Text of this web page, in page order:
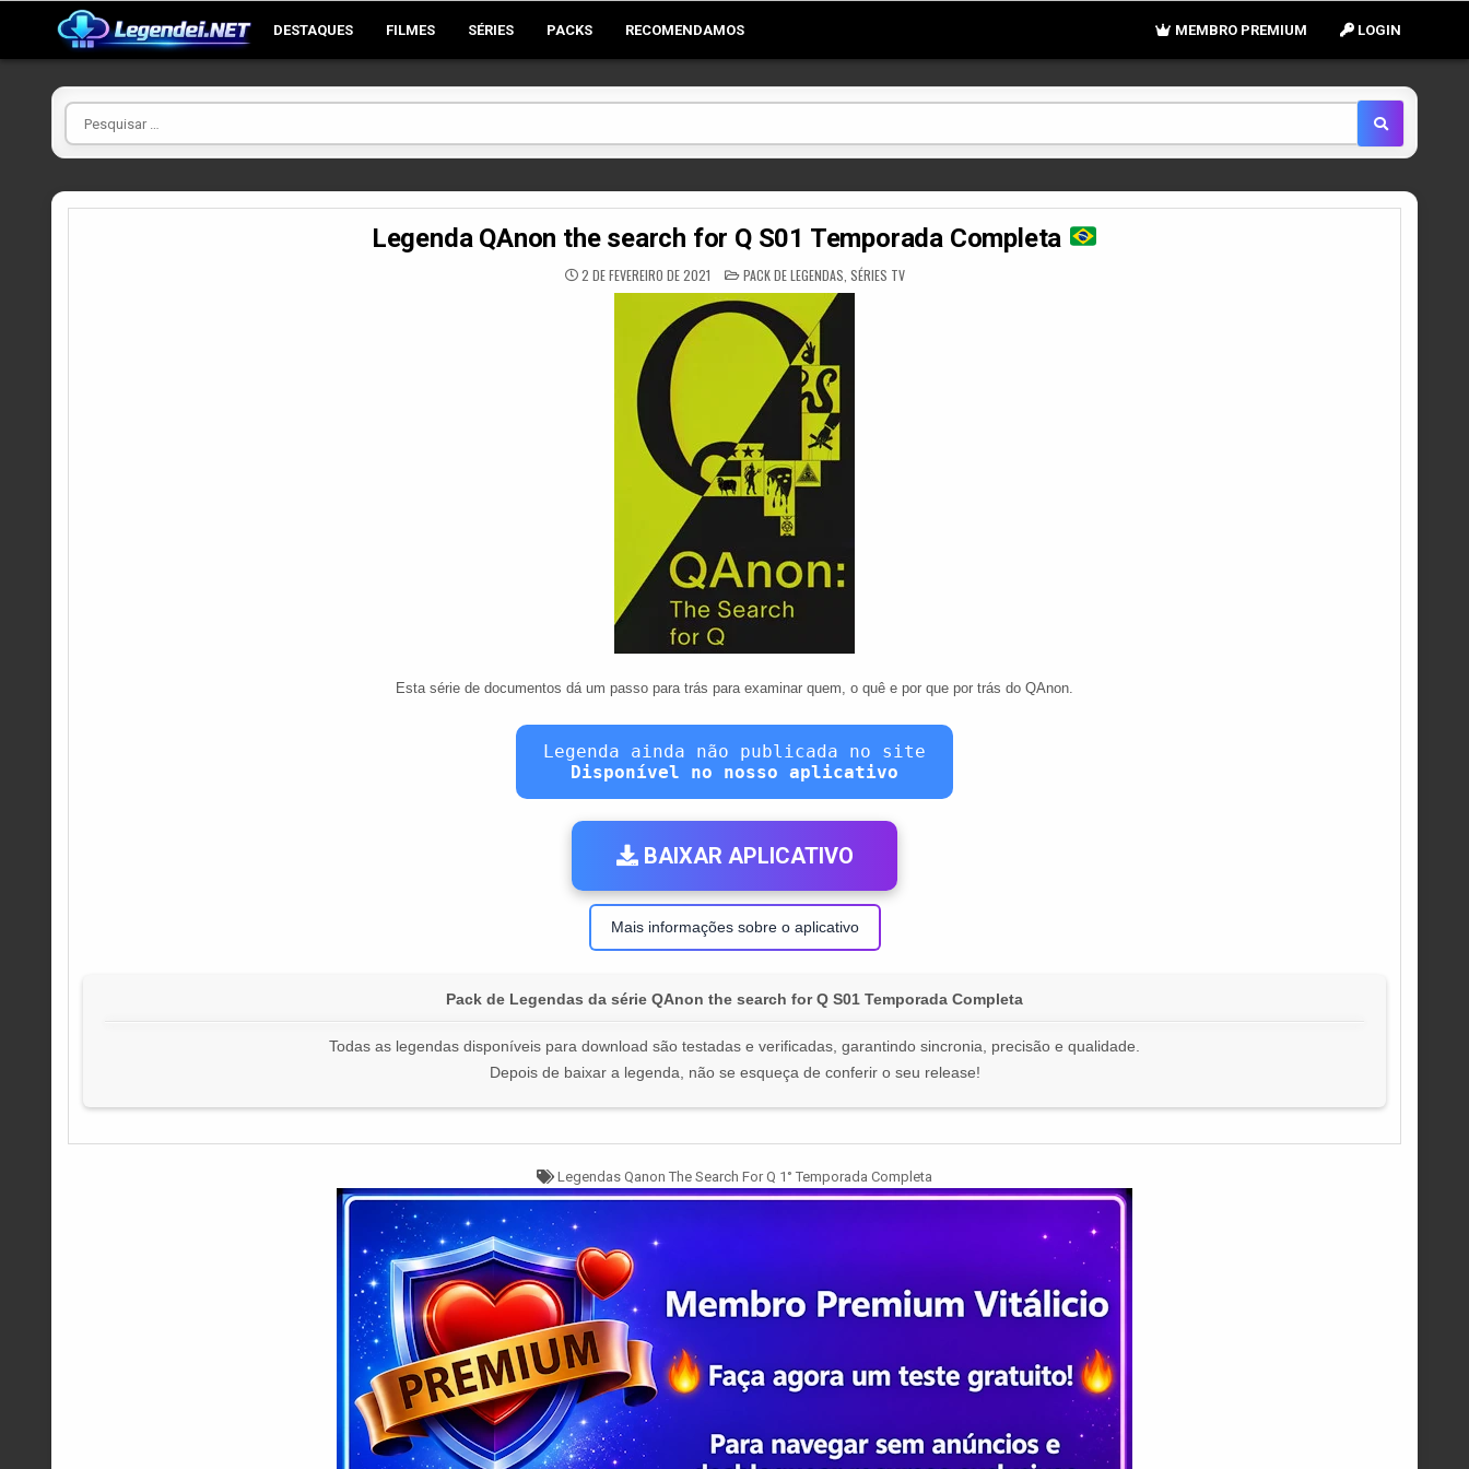
DESTAQUES FILMES SÉRIES PACKS RECOMENDAMOS LOGIN
MEMBRO PREMIUM
Pesquisar
por
Legenda QAnon the search for Q S01 Temporada Completa
2 DE FEVEREIRO DE 2021 POSTED
IN
PACK DE LEGENDAS SÉRIES TV
Esta série de documentos dá um passo para trás para examinar quem, o quê e por que por trás do QAnon.
Legenda ainda não publicada no site
Disponível no nosso aplicativo
BAIXAR APLICATIVO
Mais informações sobre o aplicativo
Pack de Legendas da série QAnon the search for Q S01 Temporada Completa
Todas as legendas disponíveis para download são testadas e verificadas, garantindo sincronia, precisão e qualidade.
Depois de baixar a legenda, não se esqueça de conferir o seu release!
Tagged
Legendas Qanon The Search For Q 1° Temporada Completa